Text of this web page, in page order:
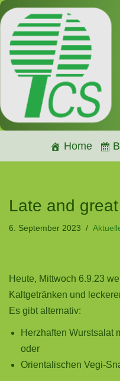
Zum
Inhalt
springen
Home
Late and
6. September 2023
Heute, Mittwoch 6.9.23
Kaltgetränken und
Es gibt alternativ:
Herzhaften Wurstsalat
oder
Orientalischen Vegi-